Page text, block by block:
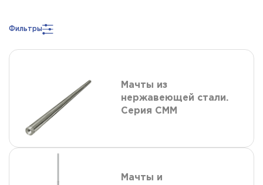
Фильтры
Мачты из
нержавеющей стали.
Серия СММ
Мачты и